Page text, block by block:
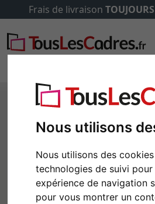
Nous utilisons
Nous utilisons des
technologies de suivi
expérience de navigation
pour vous montrer un
Frais de livraison TOUJOURS